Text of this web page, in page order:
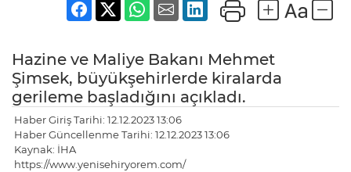
Hazine ve Maliye Bakanı Mehmet
Şimsek, büyükşehirlerde kiralarda
gerileme başladığını açıkladı.
Haber Giriş Tarihi: 12.12.2023 13:06
Haber Güncellenme Tarihi: 12.12.2023 13:06
Kaynak: İHA
https://www.yenisehiryorem.com/